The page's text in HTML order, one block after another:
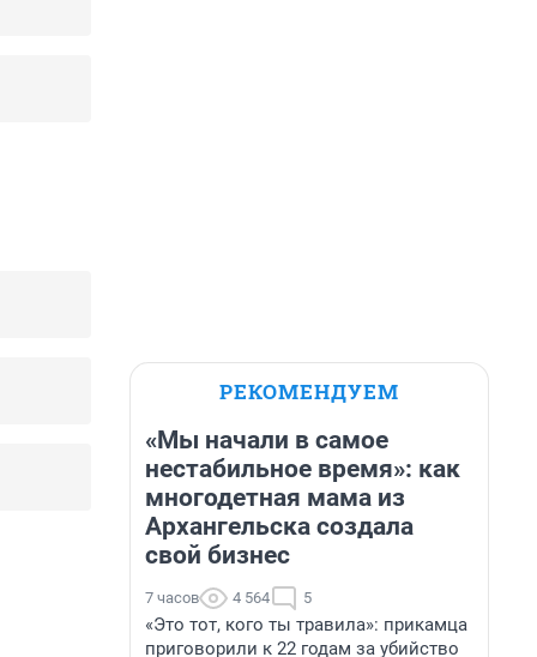
РЕКОМЕНДУЕМ
«Мы начали в самое
нестабильное время»: как
многодетная мама из
Архангельска создала
свой бизнес
7 часов 4 564 5
«Это тот, кого ты травила»: прикамца
приговорили к 22 годам за убийство